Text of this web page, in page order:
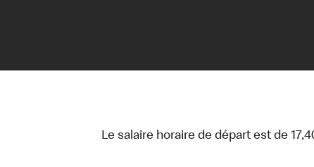
Le salaire horaire de départ est de